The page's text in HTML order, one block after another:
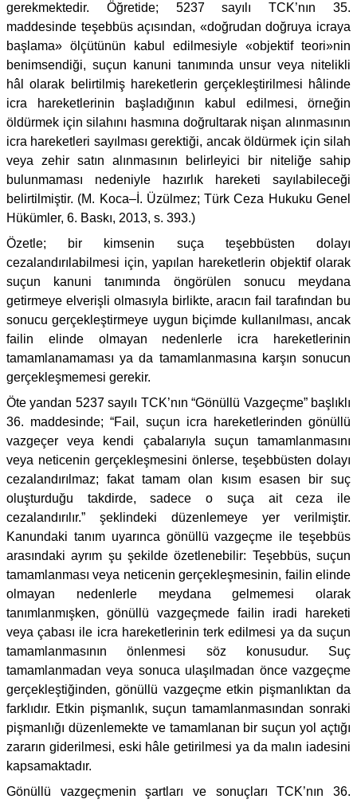
gerekmektedir. Öğretide; 5237 sayılı TCK’nın 35.
maddesinde teşebbüs açısından, «doğrudan doğruya icraya
başlama» ölçütünün kabul edilmesiyle «objektif teori»nin
benimsendiği, suçun kanuni tanımında unsur veya nitelikli
hâl olarak belirtilmiş hareketlerin gerçekleştirilmesi hâlinde
icra hareketlerinin başladığının kabul edilmesi, örneğin
öldürmek için silahını hasmına doğrultarak nişan alınmasının
icra hareketleri sayılması gerektiği, ancak öldürmek için silah
veya zehir satın alınmasının belirleyici bir niteliğe sahip
bulunmaması nedeniyle hazırlık hareketi sayılabileceği
belirtilmiştir. (M. Koca–İ. Üzülmez; Türk Ceza Hukuku Genel
Hükümler, 6. Baskı, 2013, s. 393.)
Özetle; bir kimsenin suça teşebbüsten dolayı
cezalandırılabilmesi için, yapılan hareketlerin objektif olarak
suçun kanuni tanımında öngörülen sonucu meydana
getirmeye elverişli olmasıyla birlikte, aracın fail tarafından bu
sonucu gerçekleştirmeye uygun biçimde kullanılması, ancak
failin elinde olmayan nedenlerle icra hareketlerinin
tamamlanamaması ya da tamamlanmasına karşın sonucun
gerçekleşmemesi gerekir.
Öte yandan 5237 sayılı TCK’nın “Gönüllü Vazgeçme” başlıklı
36. maddesinde; “Fail, suçun icra hareketlerinden gönüllü
vazgeçer veya kendi çabalarıyla suçun tamamlanmasını
veya neticenin gerçekleşmesini önlerse, teşebbüsten dolayı
cezalandırılmaz; fakat tamam olan kısım esasen bir suç
oluşturduğu takdirde, sadece o suça ait ceza ile
cezalandırılır.” şeklindeki düzenlemeye yer verilmiştir.
Kanundaki tanım uyarınca gönüllü vazgeçme ile teşebbüs
arasındaki ayrım şu şekilde özetlenebilir: Teşebbüs, suçun
tamamlanması veya neticenin gerçekleşmesinin, failin elinde
olmayan nedenlerle meydana gelmemesi olarak
tanımlanmışken, gönüllü vazgeçmede failin iradi hareketi
veya çabası ile icra hareketlerinin terk edilmesi ya da suçun
tamamlanmasının önlenmesi söz konusudur. Suç
tamamlanmadan veya sonuca ulaşılmadan önce vazgeçme
gerçekleştiğinden, gönüllü vazgeçme etkin pişmanlıktan da
farklıdır. Etkin pişmanlık, suçun tamamlanmasından sonraki
pişmanlığı düzenlemekte ve tamamlanan bir suçun yol açtığı
zararın giderilmesi, eski hâle getirilmesi ya da malın iadesini
kapsamaktadır.
Gönüllü vazgeçmenin şartları ve sonuçları TCK’nın 36.